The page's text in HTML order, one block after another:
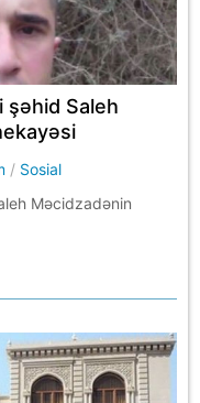
şəhid Saleh
/ Sosial
Məcidzadənin